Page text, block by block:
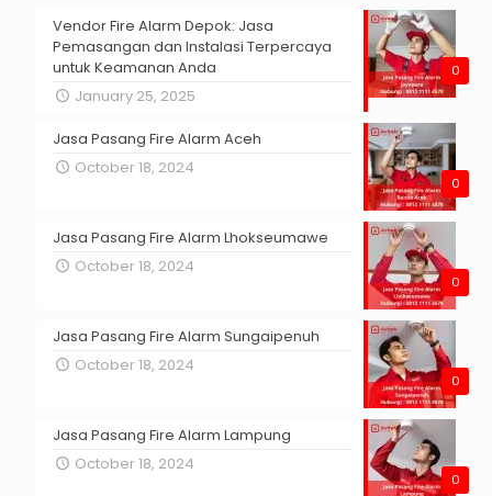
0
Vendor Fire Alarm Depok: Jasa
Pemasangan dan Instalasi Terpercaya
untuk Keamanan Anda
January 25, 2025
0
Jasa Pasang Fire Alarm Aceh
October 18, 2024
0
Jasa Pasang Fire Alarm Lhokseumawe
October 18, 2024
0
Jasa Pasang Fire Alarm Sungaipenuh
October 18, 2024
0
Jasa Pasang Fire Alarm Lampung
October 18, 2024